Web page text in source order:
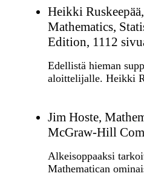
Heikki
Mathematics,
Edition, 1112
Edellistä hieman
aloittelijalle. Heikki
Jim Hoste,
McGraw-Hill
Alkeisoppaaksi
Mathematican